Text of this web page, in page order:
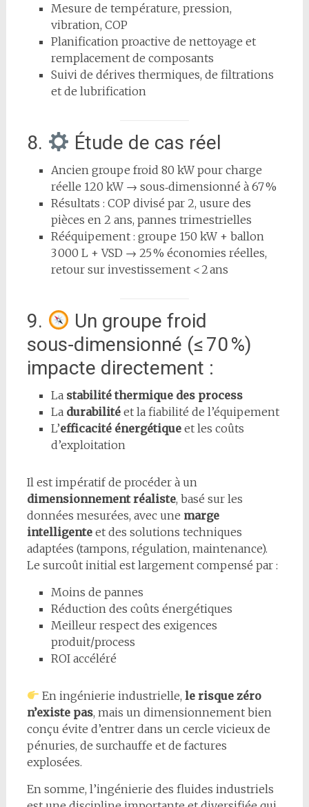
Mesure de température, pression,
vibration, COP
Planification proactive de nettoyage et
remplacement de composants
Suivi de dérives thermiques, de filtrations
et de lubrification
8. Étude de cas réel
Ancien groupe froid 80 kW pour charge
réelle 120 kW → sous‑dimensionné à 67 %
Résultats : COP divisé par 2, usure des
pièces en 2 ans, pannes trimestrielles
Rééquipement : groupe 150 kW + ballon
3 000 L + VSD → 25 % économies réelles,
retour sur investissement < 2 ans
9.
Un groupe froid
sous‑dimensionné (≤ 70 %)
impacte directement :
La stabilité thermique des process
La durabilitéet la fiabilité de l’équipement
L’efficacité énergétiqueet les coûts
d’exploitation
Il est impératif de procéder à un
dimensionnement réaliste, basé sur les
données mesurées, avec une marge
intelligenteet des solutions techniques
adaptées (tampons, régulation, maintenance).
Le surcoût initial est largement compensé par :
Moins de pannes
Réduction des coûts énergétiques
Meilleur respect des exigences
produit/process
ROI accéléré
En ingénierie industrielle,le risque zéro
n’existe pas, mais un dimensionnement bien
conçu évite d’entrer dans un cercle vicieux de
pénuries, de surchauffe et de factures
explosées.
En somme, l’ingénierie des fluides industriels